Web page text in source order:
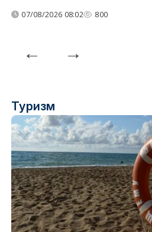
07/08/2026 08:02 800
Туризм